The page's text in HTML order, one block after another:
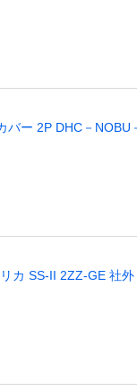
ー 2P DHC－NOBU
カ SS-II 2ZZ-GE 社